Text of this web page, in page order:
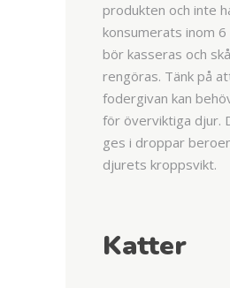
produkten och inte
konsumerats inom
bör kasseras och
rengöras. Tänk på
fodergivan kan
för överviktiga djur.
ges i droppar
djurets kroppsvikt.
Katter